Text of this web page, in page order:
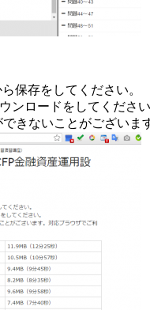
保存をしてください。
ンロードをしてください
きないことがございま